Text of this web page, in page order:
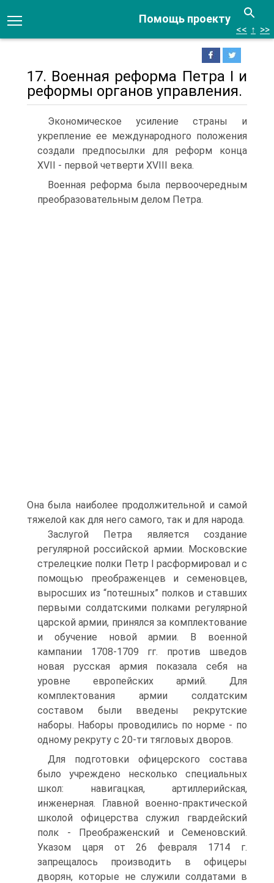
Помощь проекту
<< ↑ >>
17. Военная реформа Петра I и
реформы органов управления.
Экономическое усиление страны и
укрепление ее международного положения
создали предпосылки для реформ конца
XVII - первой четверти XVIII века.
Военная реформа была первоочередным
преобразовательным делом Петра.
Она была наиболее продолжительной и самой
тяжелой как для него самого, так и для народа.
Заслугой Петра является создание
регулярной российской армии. Московские
стрелецкие полки Петр I расформировал и с
помощью преображенцев и семеновцев,
выросших из “потешных” полков и ставших
первыми солдатскими полками регулярной
царской армии, принялся за комплектование
и обучение новой армии. В военной
кампании 1708-1709 гг. против шведов
новая русская армия показала себя на
уровне европейских армий. Для
комплектования армии солдатским
составом были введены рекрутские
наборы. Наборы проводились по норме - по
одному рекруту с 20-ти тягловых дворов.
Для подготовки офицерского состава
было учреждено несколько специальных
школ: навигацкая, артиллерийская,
инженерная. Главной военно-практической
школой офицерства служил гвардейский
полк - Преображенский и Семеновский.
Указом царя от 26 февраля 1714 г.
запрещалось производить в офицеры
дворян, которые не служили солдатами в